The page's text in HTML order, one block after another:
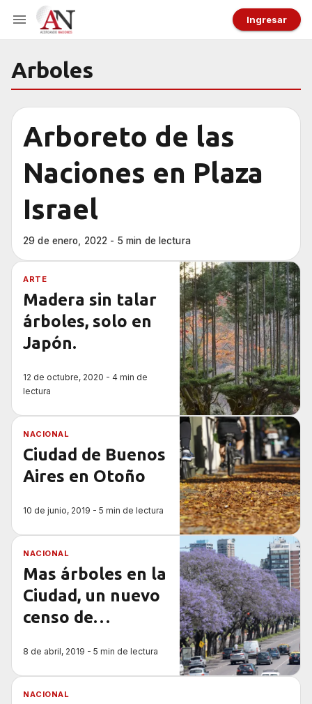
Ingresar
Arboles
Arboreto de las
Naciones en Plaza
Israel
29 de enero, 2022 - 5 min de lectura
ARTE
Madera sin talar
árboles, solo en
Japón.
12 de octubre, 2020 - 4 min de
lectura
NACIONAL
Ciudad de Buenos
Aires en Otoño
10 de junio, 2019 - 5 min de lectura
NACIONAL
Mas árboles en la
Ciudad, un nuevo
censo de
8 de abril, 2019 - 5 min de lectura
NACIONAL